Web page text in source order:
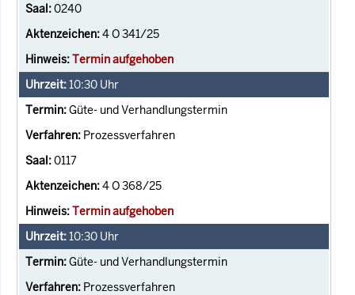
0240
4 O 341/25
Termin aufgehoben
10:30 Uhr
Güte- und Verhandlungstermin
Prozessverfahren
0117
4 O 368/25
Termin aufgehoben
10:30 Uhr
Güte- und Verhandlungstermin
Prozessverfahren